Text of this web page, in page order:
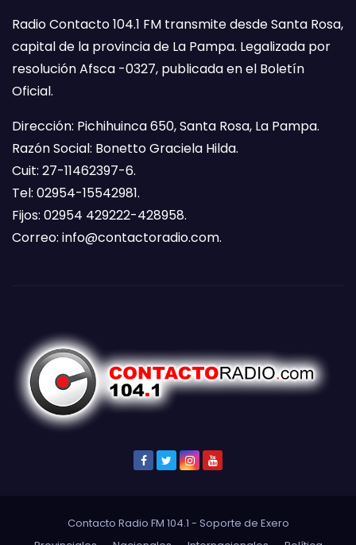
Radio Contacto 104.1 FM transmite desde Santa Rosa,
capital de la provincia de La Pampa. Legalizada por
resolución Afsca -0327, publicada en el Boletín
Oficial.
Dirección: Pichihuinca 650, Santa Rosa, La Pampa.
Razón Social: Bonetto Graciela Hilda.
Cuit: 27-11462397-6.
Tel: 02954-15542981.
Fijos: 02954 429222-428958.
Correo: info@contactoradio.com.
Contacto Radio FM 104.1 - Soporte de Exero